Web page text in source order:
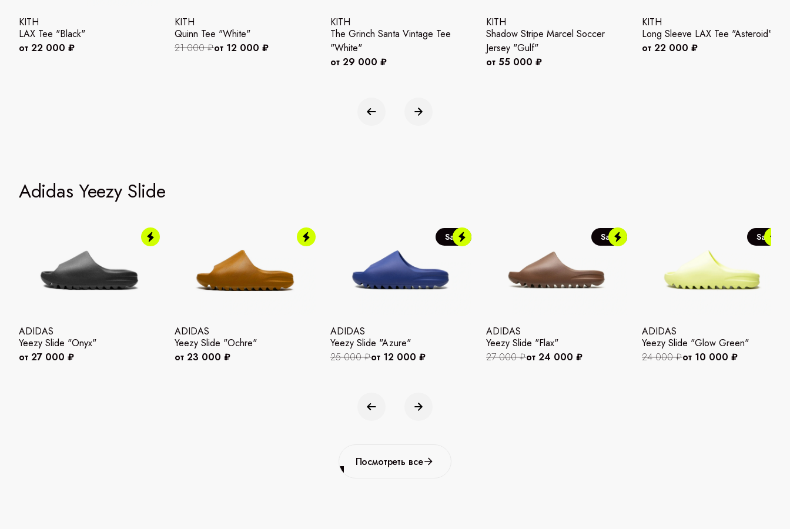
KITH
LAX Tee "Black"
от 22 000 ₽
KITH
Quinn Tee "White"
21 000 ₽от 12 000 ₽
KITH
The Grinch Santa Vintage Tee
"White"
от 29 000 ₽
KITH
Shadow Stripe Marcel Soccer
Jersey "Gulf"
от 55 000 ₽
KITH
Long Sleeve LAX Tee "Asteroid"
от 22 000 ₽
Adidas Yeezy Slide
ADIDAS
Yeezy Slide "Onyx"
от 27 000 ₽
ADIDAS
Yeezy Slide "Ochre"
от 23 000 ₽
Sale
ADIDAS
Yeezy Slide "Azure"
25 000 ₽от 12 000 ₽
Sale
ADIDAS
Yeezy Slide "Flax"
27 000 ₽от 24 000 ₽
Sale
ADIDAS
Yeezy Slide "Glow Green"
24 000 ₽от 10 000 ₽
Посмотреть все